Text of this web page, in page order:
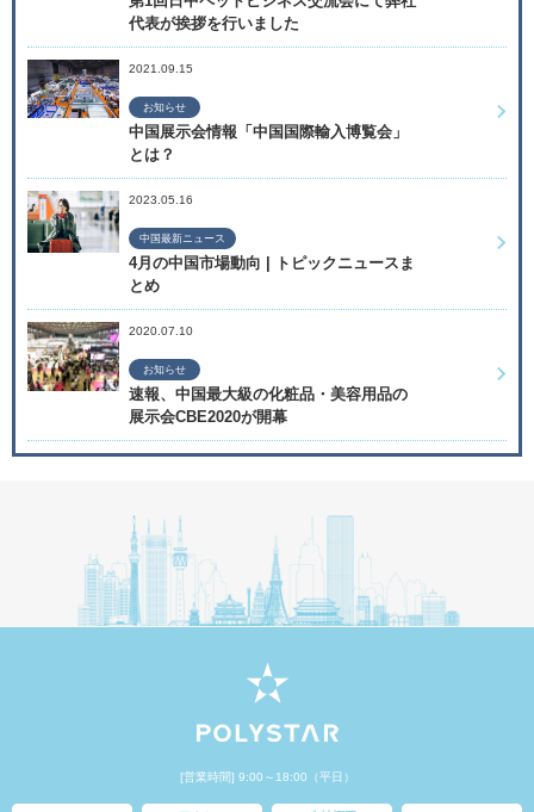
代表が挨拶を行いました
2021.09.15
お知らせ
中国展示会情報「中国国際輸入博覧会」
とは？
2023.05.16
中国最新ニュース
4月の中国市場動向 | トピックニュースま
とめ
2020.07.10
お知らせ
速報、中国最大級の化粧品・美容用品の
展示会CBE2020が開幕
[営業時間] 9:00～18:00（平日）